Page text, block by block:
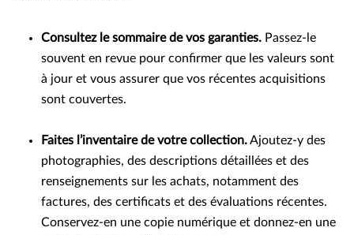
Consultez le sommaire de vos garanties. Passez-le
souvent en revue pour confirmer que les valeurs sont
à jour et vous assurer que vos récentes acquisitions
sont couvertes.
Faites l’inventaire de votre collection.Ajoutez-y des
photographies, des descriptions détaillées et des
renseignements sur les achats, notamment des
factures, des certificats et des évaluations récentes.
Conservez-en une copie numérique et donnez-en une